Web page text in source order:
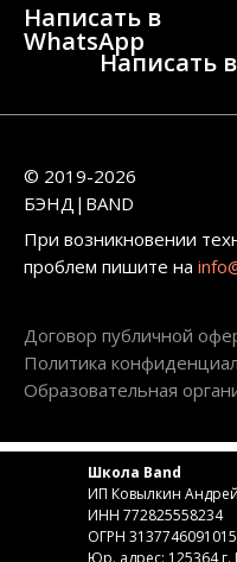
Написать в
WhatsApp
Договор публичной
Политика
Образовательная
При возникновении
проблем пишите на
© 2019-2026
БЭНД|BAND
Написать
Школа Band
ИП Ковылкин
ИНН 772825558234
ОГРН
Юр. адрес: 125364 г.